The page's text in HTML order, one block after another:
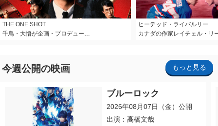
THE ONE SHOT
千鳥・大悟が企画・プロデュー…
ヒーテッド・ライバルリー
カナダの作家レイチェル・リ
今週公開の映画 もっと見る
ブルーロック
2026年08月07日（金）公開
出演：高橋文哉